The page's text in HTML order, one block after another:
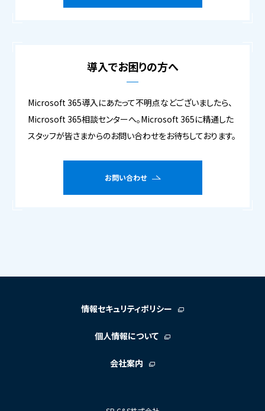
導入でお困りの方へ
Microsoft 365導入にあたって不明点などございましたら、
Microsoft 365相談センターへ。Microsoft 365に精通した
スタッフが皆さまからのお問い合わせをお待ちしております。
お問い合わせ
情報セキュリティポリシー
個人情報について
会社案内